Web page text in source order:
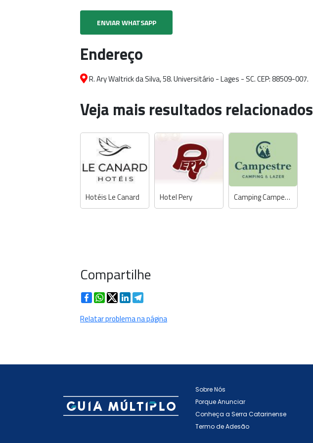
ENVIAR WHATSAPP
Endereço
R. Ary Waltrick da Silva, 58. Universitário - Lages - SC. CEP: 88509-007.
Veja mais resultados relacionados
Hotéis Le Canard Hotel Pery Camping Campestre - Chalé e Área para Camping e Motorhome
Compartilhe
FacebookWhatsApp
TwitterLinkedIn
Relatar problema na página
Sobre Nós
Porque Anunciar
Conheça a Serra Catarinense
Termo de Adesão